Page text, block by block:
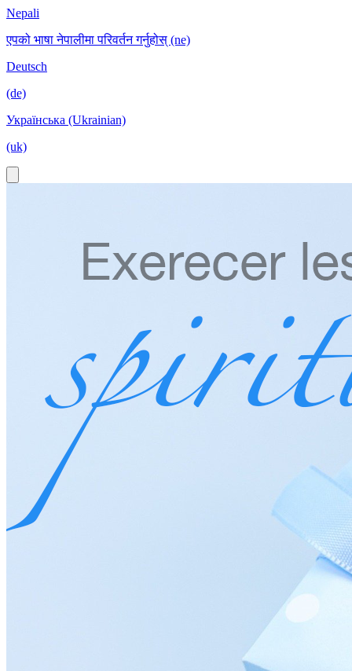
Nepali
एपको भाषा नेपालीमा परिवर्तन गर्नुहोस् (ne)
Deutsch
(de)
Українська (Ukrainian)
(uk)